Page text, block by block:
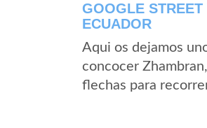
GOOGLE
ECUADOR
Aqui os dejamos
concocer
flechas para